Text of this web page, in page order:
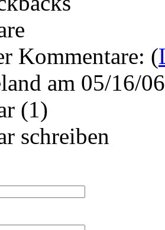
Kommentare: (
am 05/16/
(1)
schreiben